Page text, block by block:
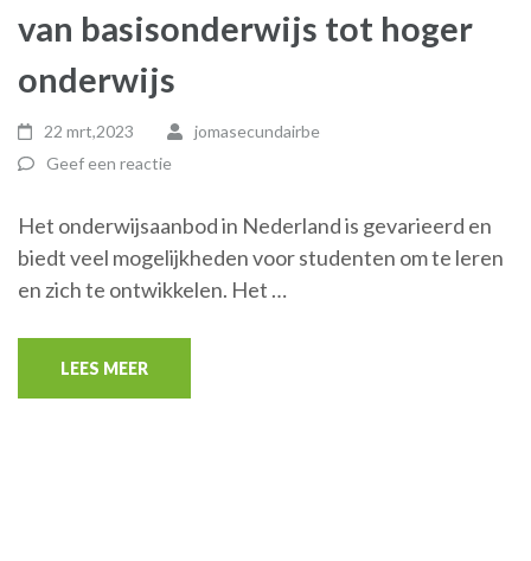
van basisonderwijs tot hoger
onderwijs
22 mrt,2023
jomasecundairbe
Geef een reactie
Het onderwijsaanbod in Nederland is gevarieerd en
biedt veel mogelijkheden voor studenten om te leren
en zich te ontwikkelen. Het …
LEES MEER